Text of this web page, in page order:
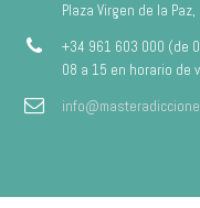
Plaza Virgen de la
+34 961 603 000 (de
08 a 15 en horario de